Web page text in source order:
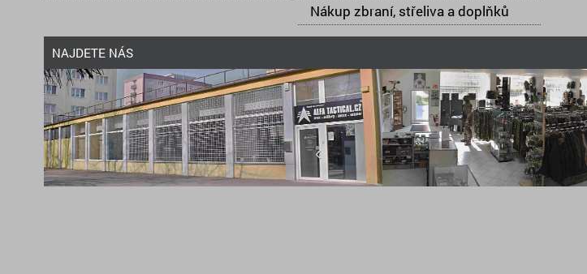
Nákup zbraní, střeliva a doplňků
NAJDETE NÁS